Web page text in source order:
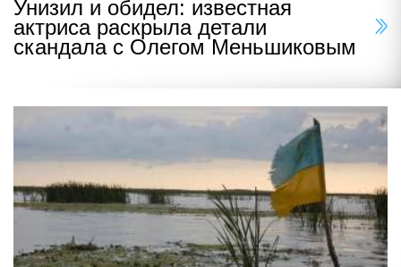
Унизил и обидел: известная
актриса раскрыла детали
скандала с Олегом Меньшиковым